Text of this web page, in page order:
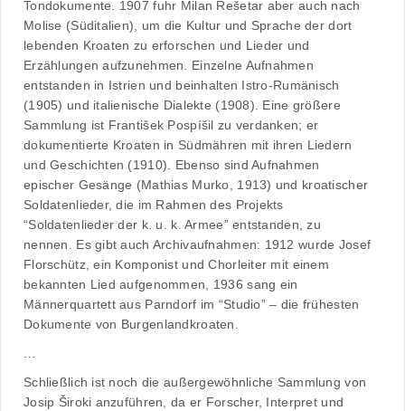
Tondokumente. 1907 fuhr Milan Rešetar aber auch nach
Molise (Süditalien), um die Kultur und Sprache der dort
lebenden Kroaten zu erforschen und Lieder und
Erzählungen aufzunehmen. Einzelne Aufnahmen
entstanden in Istrien und beinhalten Istro-Rumänisch
(1905) und italienische Dialekte (1908). Eine größere
Sammlung ist František Pospíšil zu verdanken; er
dokumentierte Kroaten in Südmähren mit ihren Liedern
und Geschichten (1910). Ebenso sind Aufnahmen
epischer Gesänge (Mathias Murko, 1913) und kroatischer
Soldatenlieder, die im Rahmen des Projekts
“Soldatenlieder der k. u. k. Armee” entstanden, zu
nennen. Es gibt auch Archivaufnahmen: 1912 wurde Josef
Florschütz, ein Komponist und Chorleiter mit einem
bekannten Lied aufgenommen, 1936 sang ein
Männerquartett aus Parndorf im “Studio” – die frühesten
Dokumente von Burgenlandkroaten.
…
Schließlich ist noch die außergewöhnliche Sammlung von
Josip Široki anzuführen, da er Forscher, Interpret und